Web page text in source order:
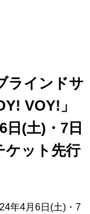
ラインドサ
VOY!」
(土)・7日
ケット先行
年4月6日(土)・7